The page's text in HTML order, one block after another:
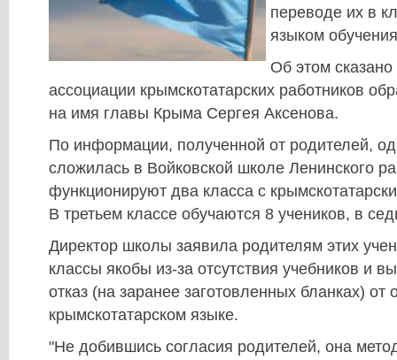
переводе их в
языком
Об этом
ассоциации крымскотатарских работников
на имя главы Крыма Сергея Аксенова.
По информации, полученной от родителей,
сложилась в Войковской школе Ленинского
функционируют два класса с
В третьем классе обучаются 8 учеников, в
Директор школы заявила родителям этих
классы якобы из-за отсутствия учебников и
отказ (на заранее заготовленных бланках) от
крымскотатарском языке.
"Не добившись согласия родителей, она